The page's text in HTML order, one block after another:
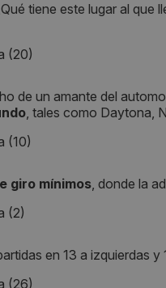
tiene este lugar al
de un amante del
, tales como Daytona,
giro mínimos, donde la
en 13 a izquierdas y